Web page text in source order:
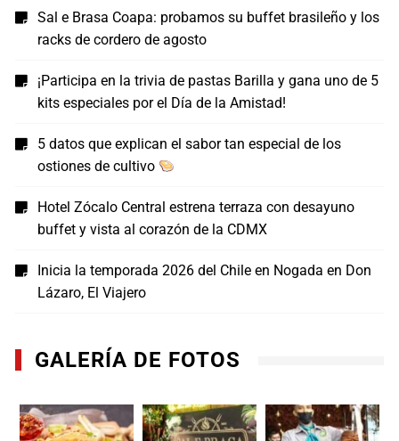
Sal e Brasa Coapa: probamos su buffet brasileño y los
racks de cordero de agosto
¡Participa en la trivia de pastas Barilla y gana uno de 5
kits especiales por el Día de la Amistad!
5 datos que explican el sabor tan especial de los
ostiones de cultivo
Hotel Zócalo Central estrena terraza con desayuno
buffet y vista al corazón de la CDMX
Inicia la temporada 2026 del Chile en Nogada en Don
Lázaro, El Viajero
GALERÍA DE FOTOS